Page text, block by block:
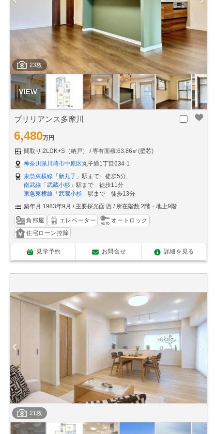
23枚
ブリリアンス多摩川
6,480万円
間取り:2LDK+S（納戸）
専有面積:63.86㎡(壁芯)
神奈川県川崎市中原区丸子通1丁目634-1
東急東横線 「 新丸子 」駅まで 徒歩5分
南武線 「 武蔵小杉 」駅まで 徒歩11分
東急東横線 「 武蔵小杉 」駅まで 徒歩13分
築年月:1983年9月
主要採光面:西 所在階数:2階・地上9階
角部屋 エレベーター
オートロック
住宅ローン控除
見学予約 お問合せ 詳細を見る
21枚